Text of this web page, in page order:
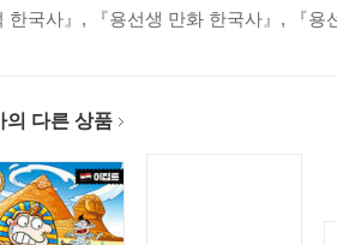
한국사』, 『용선생 만화 한국사』, 『
의 다른 상품